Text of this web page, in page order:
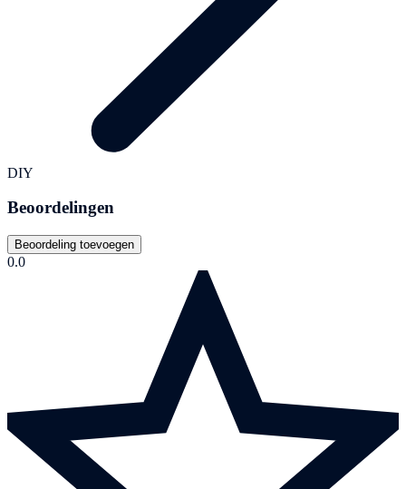
DIY
Beoordelingen
Beoordeling toevoegen
0.0